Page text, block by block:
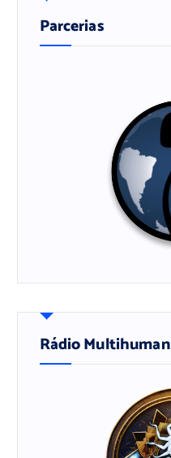
Parcerias
Rádio Multihuman